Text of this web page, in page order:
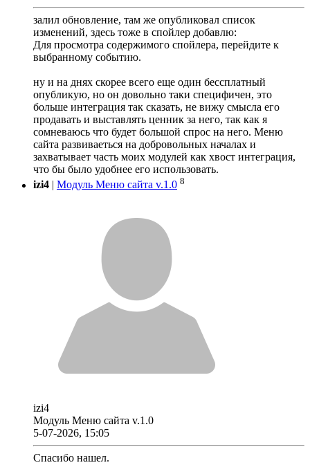
залил обновление, там же опубликовал список
изменений, здесь тоже в спойлер добавлю:
Для просмотра содержимого спойлера, перейдите к
выбранному событию.
ну и на днях скорее всего еще один бессплатный
опубликую, но он довольно таки специфичен, это
больше интеграция так сказать, не вижу смысла его
продавать и выставлять ценник за него, так как я
сомневаюсь что будет большой спрос на него. Меню
сайта развиваеться на добровольных началах и
захватывает часть моих модулей как хвост интеграция,
что бы было удобнее его использовать.
izi4
Модуль Меню сайта v.1.0 8
izi4
Модуль Меню сайта v.1.0
5-07-2026, 15:05
Спасибо нашел.